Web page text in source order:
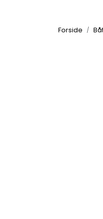
Forside